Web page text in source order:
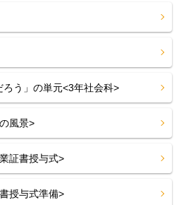
う」の単元<3年社会科>
風景>
証書授与式>
授与式準備>